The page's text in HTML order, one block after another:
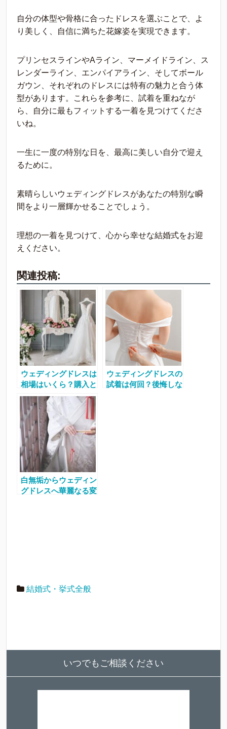
自分の体型や骨格に合ったドレスを選ぶことで、よ
り美しく、自信に満ちた花嫁姿を実現できます。
プリンセスラインやAライン、マーメイドライン、ス
レンダーライン、エンパイアライン、そしてボール
ガウン、それぞれのドレスには特有の魅力と合う体
型があります。これらを参考に、試着を重ねなが
ら、自分に最もフィットする一着を見つけてくださ
いね。
一生に一度の特別な日を、最高に美しい自分で迎え
るために。
素晴らしいウェディングドレスがあなたの特別な瞬
間をより一層輝かせることでしょう。
理想の一着を見つけて、心から幸せな結婚式をお迎
えください。
関連投稿:
ウェディングドレスは
相場はいくら？購入と
レンタルどっちがい
い？
ウェディングドレスの
試着は何回？後悔しな
白無垢からウェディン
グドレスへ華麗なる変
結婚式・挙式全般
いつでもご相談ください